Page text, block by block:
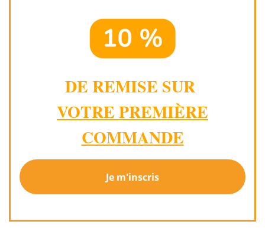
DE REMISE SUR
VOTRE PREMIÈRE
COMMANDE
Je m'inscris